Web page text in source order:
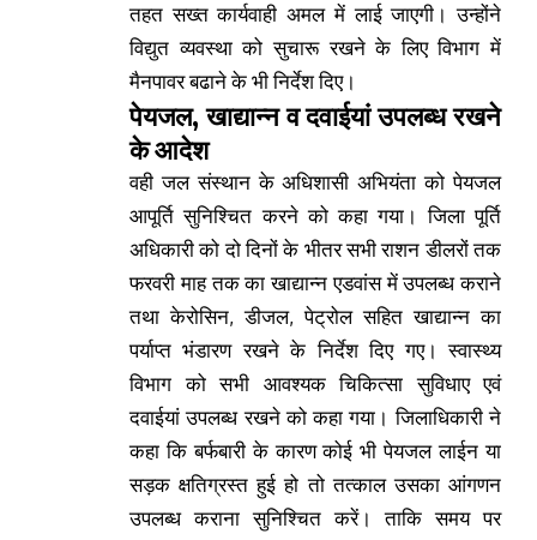
तहत सख्त कार्यवाही अमल में लाई जाएगी। उन्होंने
विद्युत व्यवस्था को सुचारू रखने के लिए विभाग में
मैनपावर बढाने के भी निर्देश दिए।
पेयजल, खाद्यान्न व दवाईयां उपलब्ध रखने
के आदेश
वही जल संस्थान के अधिशासी अभियंता को पेयजल
आपूर्ति सुनिश्चित करने को कहा गया। जिला पूर्ति
अधिकारी को दो दिनों के भीतर सभी राशन डीलरों तक
फरवरी माह तक का खाद्यान्न एडवांस में उपलब्ध कराने
तथा केरोसिन, डीजल, पेट्रोल सहित खाद्यान्न का
पर्याप्त भंडारण रखने के निर्देश दिए गए। स्वास्थ्य
विभाग को सभी आवश्यक चिकित्सा सुविधाए एवं
दवाईयां उपलब्ध रखने को कहा गया। जिलाधिकारी ने
कहा कि बर्फबारी के कारण कोई भी पेयजल लाईन या
सड़क क्षतिग्रस्त हुई हो तो तत्काल उसका आंगणन
उपलब्ध कराना सुनिश्चित करें। ताकि समय पर